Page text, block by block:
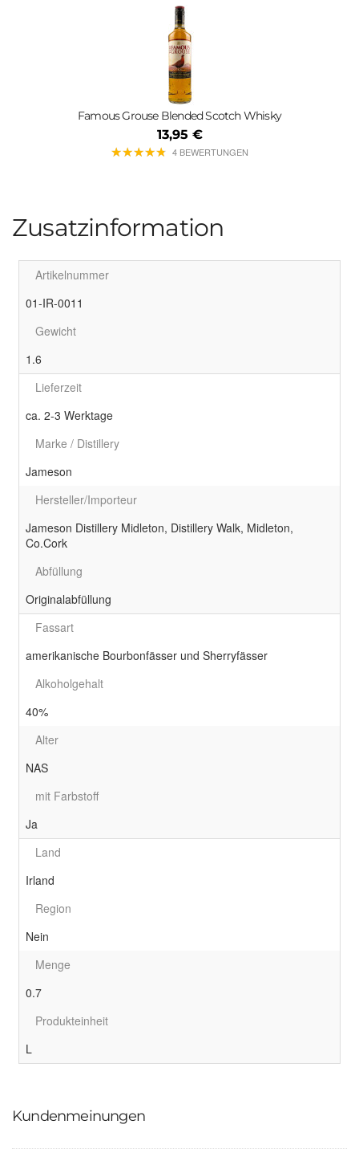
Famous Grouse Blended Scotch Whisky
13,95 €
★★★★★
★★★★★ 4 BEWERTUNGEN
Zusatzinformation
Artikelnummer
01-IR-0011
Gewicht
1.6
Lieferzeit
ca. 2-3 Werktage
Marke / Distillery
Jameson
Hersteller/Importeur
Jameson Distillery Midleton, Distillery Walk, Midleton,
Co.Cork
Abfüllung
Originalabfüllung
Fassart
amerikanische Bourbonfässer und Sherryfässer
Alkoholgehalt
40%
Alter
NAS
mit Farbstoff
Ja
Land
Irland
Region
Nein
Menge
0.7
Produkteinheit
L
Kundenmeinungen